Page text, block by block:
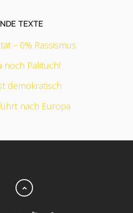
TEXTE
– 0% Rassismus
noch Palituch!
demokratisch
nach Europa